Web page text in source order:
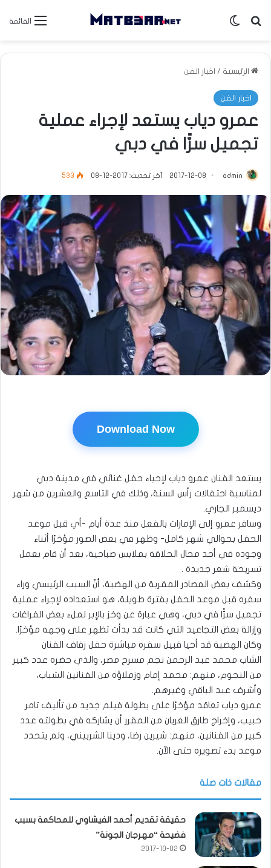
القائمة بحث عنالوضع المظلم
الرئيسية / اخبار الفن
اخبار الفن
عمرو دياب يستعد لإجراء عملية
تجميل سرًّا في دبي
admin
2017-12-08 آخر تحديث: 2017-12-08 533
Download Now
يستعد الفنان عمرو دياب لإحياء حفل غنائي في مدينة دبي
لمناسبة احتفالات رأس السنة، وذلك في التاسع والعشرين من شهر
ديسمبر الجاري.
وسافر عمرو إلى الإمارات بالفعل منذ عدة أيام -أي قبل موعد
الحفل بحوالي شهر كامل- وظهر في بعض الصور مؤخرًا أثناء
وجوده في أحد محال الحلاقة بملابس صباحية، بعد أن قام بعمل
تسريحة شعر جديدة .
وكشف بعض المصادر المقربة من الهضبة، أنّ السبب الرئيسي وراء
سفره قبل موعد الحفل بفترة طويلة، هو استعداده لإجراء عملية
تجميل سرًّا في دبي، وهي عبارة عن وخز بالإبر لملء بعض الفراغات
وإزالة بعض التجاعيد التي كانت قد بدأت تظهر على وجهه مؤخرًا.
وكان الهضبة قد أحيا قبيل سفره مباشرة حفل زفاف الفنان
الشاب محمد عبد الرحمن نجم مسرح مصر، والذي حضره عدد كبير
من النجوم، منهم: محمد إمام وزملاؤه من الفنانين الشباب،
وأشرف عبد الباقي وغيرهم.
عمرو دياب تعاقد مؤخرًا على بطولة فيلم جديد من تأليف تامر
حبيب، وإخراج طارق العريان من المقرر أن يشاركه في بطولته عدد
كبير من الفنانين، منهم: شيرين رضا، ودينا الشربيني، ولم يتحدد
موعد بدء تصويره حتى الآن.
مقالات ذات صلة
حقيقة تقديم أحمد الفيشاوي للمحاكمة بسبب
فضيحة “مهرجان الجونة”
2017-10-02